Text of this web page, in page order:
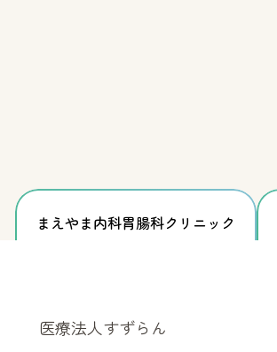
まえやま内科胃腸科クリニック
医療法人すずらん